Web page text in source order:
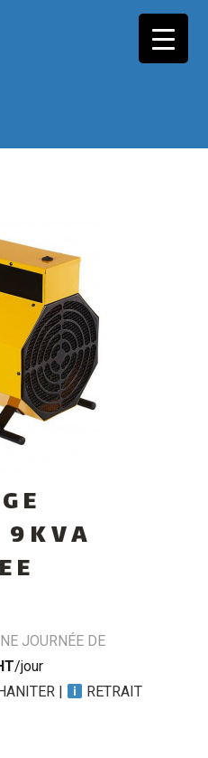
9KVA
JOURNÉE DE
/jour
|
RETRAIT